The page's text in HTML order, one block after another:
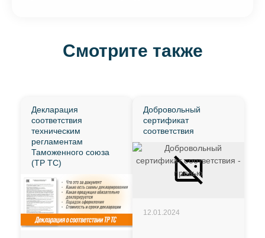
Смотрите также
Декларация
соответствия
техническим
регламентам
Таможенного союза
(ТР ТС)
Добровольный
сертификат
соответствия
12.01.2024